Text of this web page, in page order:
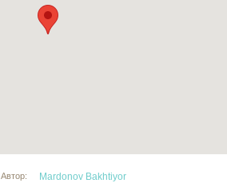
Автор:
Mardonov Bakhtiyor